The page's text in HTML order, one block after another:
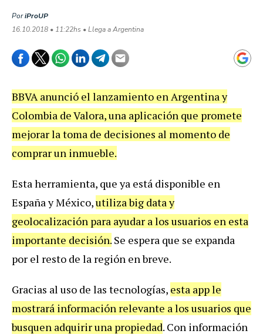
PoriProUP
16.10.2018 • 11:22hs • Llega a Argentina
BBVA anunció el lanzamiento en Argentina y
Colombia de Valora, una aplicación que promete
mejorar la toma de decisiones al momento de
comprar un inmueble.
Esta herramienta, que ya está disponible en
España y México,utiliza big data y
geolocalización para ayudar a los usuarios en esta
importante decisión. Se espera que se expanda
por el resto de la región en breve.
Gracias al uso de las tecnologías, esta app le
mostrará información relevante a los usuarios que
busquen adquirir una propiedad. Con información